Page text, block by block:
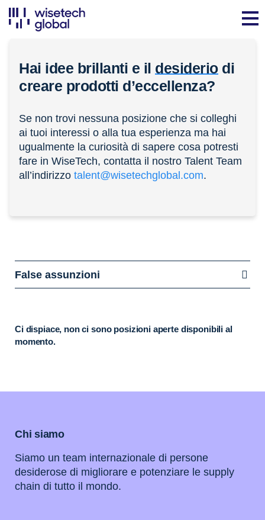
Hai idee brillanti e il desideriodi
creare prodotti d’eccellenza?
Se non trovi nessuna posizione che si colleghi
ai tuoi interessi o alla tua esperienza ma hai
ugualmente la curiosità di sapere cosa potresti
fare in WiseTech, contatta il nostro Talent Team
all’indirizzo talent@wisetechglobal.com.
False assunzioni
Ci dispiace, non ci sono posizioni aperte disponibili al
momento.
Chi siamo
Siamo un team internazionale di persone
desiderose di migliorare e potenziare le supply
chain di tutto il mondo.